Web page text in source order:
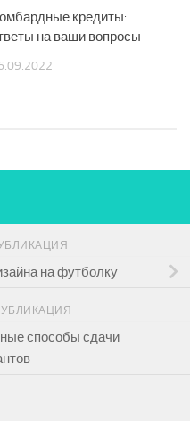
кредиты:
на ваши вопросы
на футболку
способы сдачи